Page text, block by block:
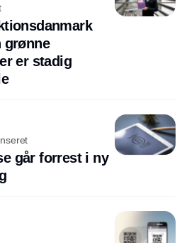
grønne
er stadig
går forrest i ny